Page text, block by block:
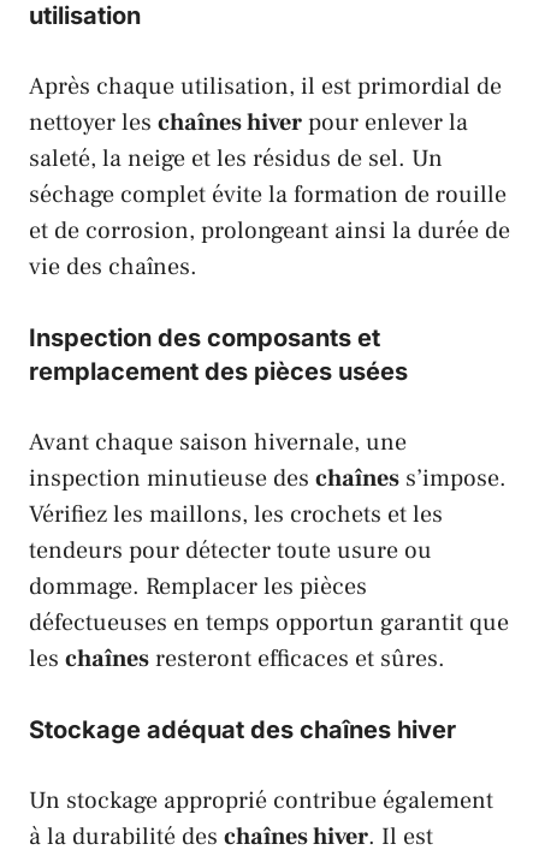
utilisation
Après chaque utilisation, il est primordial de
nettoyer les chaînes hiverpour enlever la
saleté, la neige et les résidus de sel. Un
séchage complet évite la formation de rouille
et de corrosion, prolongeant ainsi la durée de
vie des chaînes.
Inspection des composants et
remplacement des pièces usées
Avant chaque saison hivernale, une
inspection minutieuse des chaînes s’impose.
Vérifiez les maillons, les crochets et les
tendeurs pour détecter toute usure ou
dommage. Remplacer les pièces
défectueuses en temps opportun garantit que
les chaînesresteront efficaces et sûres.
Stockage adéquat des chaînes hiver
Un stockage approprié contribue également
à la durabilité des chaînes hiver. Il est